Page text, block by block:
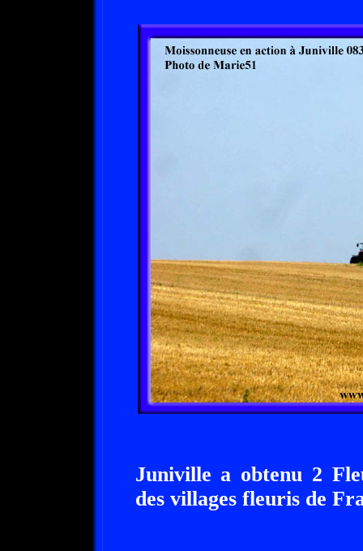
Juniville a obtenu 2
des villages fleuris de